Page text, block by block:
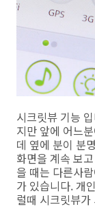
시크릿뷰 기능
지만 앞에 어느
데 옆에 분이 분
화면을 계속 보
을 때는 다른사
가 있습니다. 개
럴때 시크릿뷰